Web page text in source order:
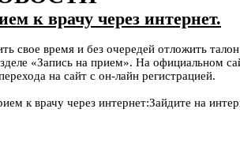
к врачу через интернет.
свое время и без очередей отложить
«Запись на прием». На официальном
на сайт с он-лайн регистрацией.
к врачу через интернет:Зайдите на